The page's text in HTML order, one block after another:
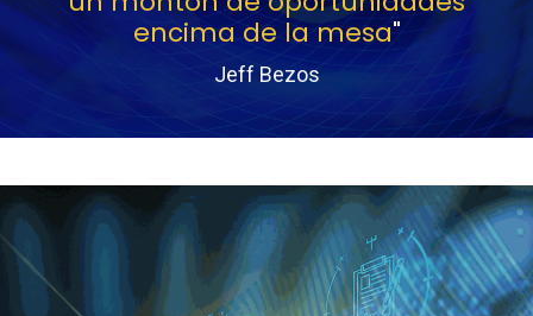
encima de la mesa"
Jeff Bezos